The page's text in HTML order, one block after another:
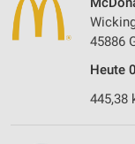
45886
Heute
445,38